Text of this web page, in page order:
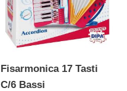
Bassi
Fisarmonica 17 Tasti
C/6 Bassi